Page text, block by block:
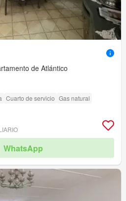
de Atlántico
Cuarto de servicio Gas natural
WhatsApp